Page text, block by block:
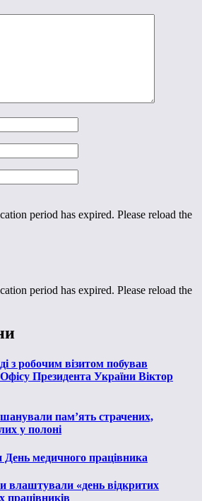
period has expired. Please reload the
period has expired. Please reload the
з робочим візитом побував
Президента України Віктор
пам’ять страчених,
у полоні
День медичного працівника
влаштували «день відкритих
працівників